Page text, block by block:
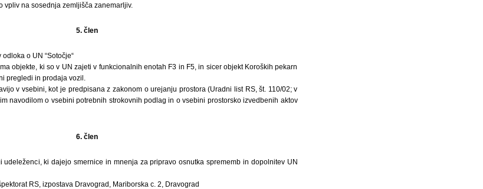
na sosednja zemljišča zanemarljiv.
5. člen
o UN “Sotočje“
objekte, ki so v UN zajeti v funkcionalnih enotah F3 in F5, in sicer objekt Koroških pekarn
pregledi in prodaja vozil.
v vsebini, kot je predpisana z zakonom o urejanju prostora (Uradni list RS, št. 110/02; v
navodilom o vsebini potrebnih strokovnih podlag in o vsebini prostorsko izvedbenih aktov
6. člen
udeleženci, ki dajejo smernice in mnenja za pripravo osnutka sprememb in dopolnitev UN
RS, izpostava Dravograd, Mariborska c. 2, Dravograd